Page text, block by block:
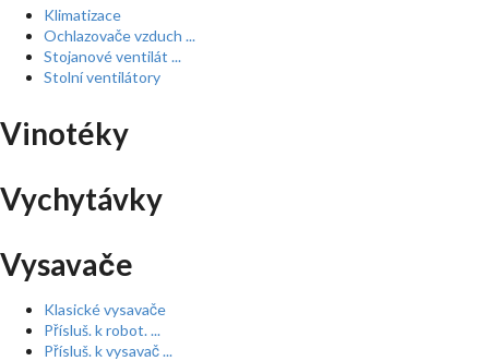
Klimatizace
Ochlazovače vzduch ...
Stojanové ventilát ...
Stolní ventilátory
Vinotéky
Vychytávky
Vysavače
Klasické vysavače
Přísluš. k robot. ...
Přísluš. k vysavač ...